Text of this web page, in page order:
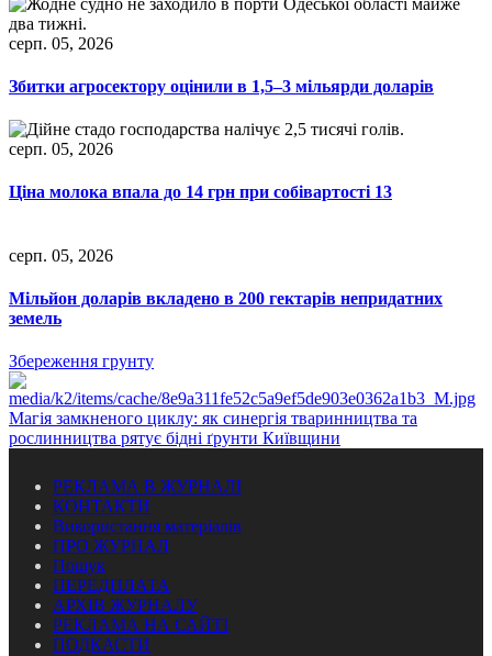
серп. 05, 2026
Збитки агросектору оцінили в 1,5–3 мільярди доларів
серп. 05, 2026
Ціна молока впала до 14 грн при собівартості 13
серп. 05, 2026
Мільйон доларів вкладено в 200 гектарів непридатних
земель
Збереження грунту
Магія замкненого циклу: як синергія тваринництва та
рослинництва рятує бідні ґрунти Київщини
РЕКЛАМА В ЖУРНАЛІ
КОНТАКТИ
Використання матеріалів
ПРО ЖУРНАЛ
Пошук
ПЕРЕДПЛАТА
АРХІВ ЖУРНАЛУ
РЕКЛАМА НА САЙТІ
ПОДКАСТИ